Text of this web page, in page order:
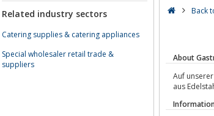
Related industry sectors
Catering supplies & catering appliances
Special wholesaler retail trade &
suppliers
Back
About
Auf
aus